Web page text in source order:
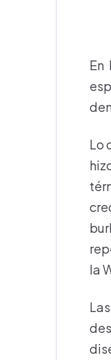
En
Lo
la